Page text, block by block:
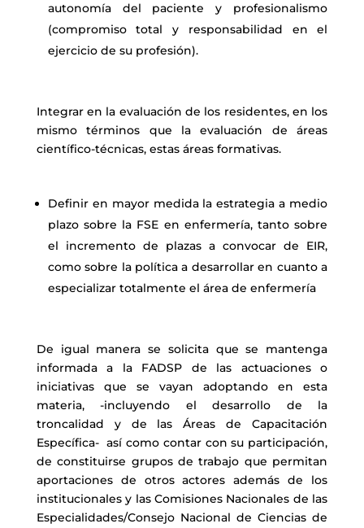
autonomía del paciente y profesionalismo
(compromiso total y responsabilidad en el
ejercicio de su profesión).
Integrar en la evaluación de los residentes, en los
mismo términos que la evaluación de áreas
científico-técnicas, estas áreas formativas.
Definir en mayor medida la estrategia a medio
plazo sobre la FSE en enfermería, tanto sobre
el incremento de plazas a convocar de EIR,
como sobre la política a desarrollar en cuanto a
especializar totalmente el área de enfermería
De igual manera se solicita que se mantenga
informada a la FADSP de las actuaciones o
iniciativas que se vayan adoptando en esta
materia, -incluyendo el desarrollo de la
troncalidad y de las Áreas de Capacitación
Específica- así como contar con su participación,
de constituirse grupos de trabajo que permitan
aportaciones de otros actores además de los
institucionales y las Comisiones Nacionales de las
Especialidades/Consejo Nacional de Ciencias de